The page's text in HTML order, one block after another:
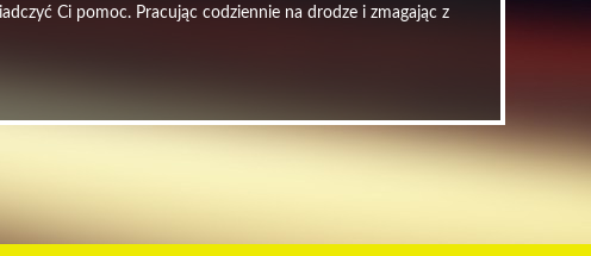
Ci pomoc. Pracując codziennie na drodze i zmagając z